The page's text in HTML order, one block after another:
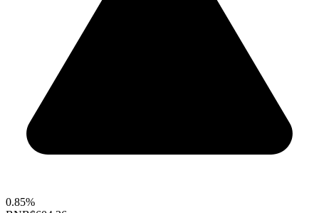
0.85%